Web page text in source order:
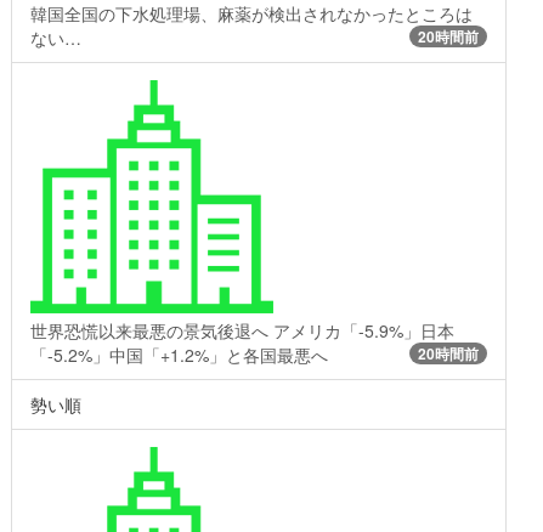
韓国全国の下水処理場、麻薬が検出されなかったところは
ない…
20時間前
世界恐慌以来最悪の景気後退へ アメリカ「-5.9%」日本
「-5.2%」中国「+1.2%」と各国最悪へ
20時間前
勢い順